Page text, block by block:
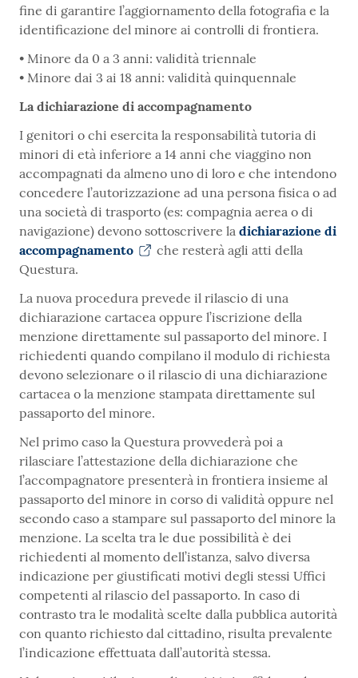
fine di garantire l’aggiornamento della fotografia e la
identificazione del minore ai controlli di frontiera.
• Minore da 0 a 3 anni: validità triennale
• Minore dai 3 ai 18 anni: validità quinquennale
La dichiarazione di accompagnamento
I genitori o chi esercita la responsabilità tutoria di
minori di età inferiore a 14 anni che viaggino non
accompagnati da almeno uno di loro e che intendono
concedere l’autorizzazione ad una persona fisica o ad
una società di trasporto (es: compagnia aerea o di
navigazione) devono sottoscrivere la dichiarazione di
accompagnamento
che resterà agli atti della
Questura.
La nuova procedura prevede il rilascio di una
dichiarazione cartacea oppure l’iscrizione della
menzione direttamente sul passaporto del minore. I
richiedenti quando compilano il modulo di richiesta
devono selezionare o il rilascio di una dichiarazione
cartacea o la menzione stampata direttamente sul
passaporto del minore.
Nel primo caso la Questura provvederà poi a
rilasciare l’attestazione della dichiarazione che
l’accompagnatore presenterà in frontiera insieme al
passaporto del minore in corso di validità oppure nel
secondo caso a stampare sul passaporto del minore la
menzione. La scelta tra le due possibilità è dei
richiedenti al momento dell’istanza, salvo diversa
indicazione per giustificati motivi degli stessi Uffici
competenti al rilascio del passaporto. In caso di
contrasto tra le modalità scelte dalla pubblica autorità
con quanto richiesto dal cittadino, risulta prevalente
l’indicazione effettuata dall’autorità stessa.